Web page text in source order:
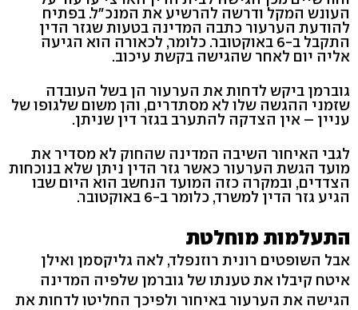
העונש המקל ודרשה להרשיע את המנכ"ל. בפתיח
להודעת הערעור כתבה המדינה בטעות שגזר הדין
התקבל ב-6 באוקטובר. כלומר, לכאורה הוא הגיעה
אליה יום לאחר שהגישה בקשת עיכוב.
גוברמן ביקש לדחות את הערעור הן בשל העובדה
שזמני ההגשה שלו לא מסתדרים, והן משום שלגופו של
עניין – אין הצדקה להתערב בגזר דין שניתן.
לגבי האיחור השיבה המדינה שהחוק לא מסדיר את
מועד הגשת הערעור כאשר גזר הדין ניתן שלא בנוכחות
הצדדים, ובמקרה כזה המועד הנחשב הוא היום שבו
הגיע גזר הדין למשרד, כלומר ב-6 באוקטובר.
התעלמות מוחלטת
אבל השופטים רונית רוזנפלד, לאה גליקסמן ואילן
איטח קיבלו את טענתו של גוברמן שלפיה המדינה
הגישה את הערעור באיחור ולפיכך החליטו לדחות את